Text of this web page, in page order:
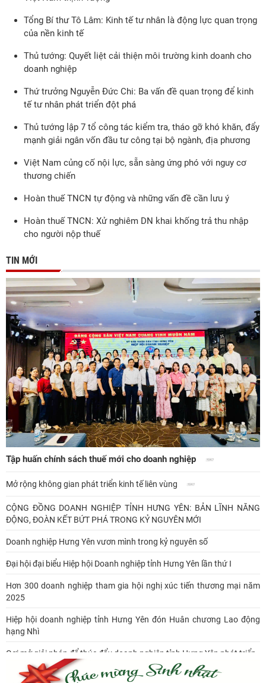
Tổng Bí thư Tô Lâm: Kinh tế tư nhân là động lực quan trọng
của nền kinh tế
Thủ tướng: Quyết liệt cải thiện môi trường kinh doanh cho
doanh nghiệp
Thứ trưởng Nguyễn Đức Chi: Ba vấn đề quan trọng để kinh
tế tư nhân phát triển đột phá
Thủ tướng lập 7 tổ công tác kiểm tra, tháo gỡ khó khăn, đẩy
mạnh giải ngân vốn đầu tư công tại bộ ngành, địa phương
Việt Nam củng cố nội lực, sẵn sàng ứng phó với nguy cơ
thương chiến
Hoàn thuế TNCN tự động và những vấn đề cần lưu ý
Hoàn thuế TNCN: Xử nghiêm DN khai khống trả thu nhập
cho người nộp thuế
TIN MỚI
Tập huấn chính sách thuế mới cho doanh nghiệp
Mở rộng không gian phát triển kinh tế liên vùng
CỘNG ĐỒNG DOANH NGHIỆP TỈNH HƯNG YÊN: BẢN LĨNH NĂNG
ĐỘNG, ĐOÀN KẾT BỨT PHÁ TRONG KỶ NGUYÊN MỚI
Doanh nghiệp Hưng Yên vươn mình trong kỷ nguyên số
Đại hội đại biểu Hiệp hội Doanh nghiệp tỉnh Hưng Yên lần thứ I
Hơn 300 doanh nghiệp tham gia hội nghị xúc tiến thương mại năm
2025
Hiệp hội doanh nghiệp tỉnh Hưng Yên đón Huân chương Lao động
hạng Nhì
Gợi mở giải pháp để thúc đẩy doanh nghiệp tỉnh Hưng Yên phát triển
Ông Đỗ Văn Vẻ là Chủ tịch Hiệp hội Doanh nghiệp tỉnh Hưng Yên